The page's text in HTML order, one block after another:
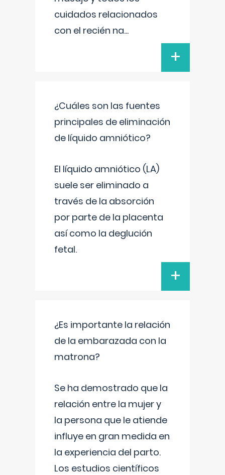
cuidados relacionados
con el recién na...
+
¿Cuáles son las fuentes
principales de eliminación
de líquido amniótico?
El líquido amniótico (LA)
suele ser eliminado a
través de la absorción
por parte de la placenta
así como la deglución
fetal.
+
¿Es importante la relación
de la embarazada con la
matrona?
Se ha demostrado que la
relación entre la mujer y
la persona que le atiende
influye en gran medida en
la experiencia del parto.
Los estudios científicos